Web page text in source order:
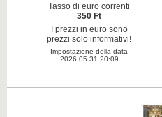
Tasso di euro correnti
350 Ft
I prezzi in euro sono
prezzi solo informativi!
Impostazione della data
2026.05.31 20:09